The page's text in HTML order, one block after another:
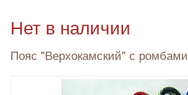
Нет в наличии
Пояс "Верхокамский" с ромбами